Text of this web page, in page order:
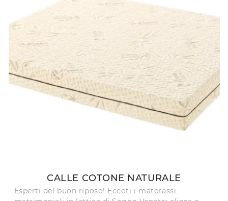
CALLE COTONE NATURALE
Esperti del buon riposo! Eccoti i materassi